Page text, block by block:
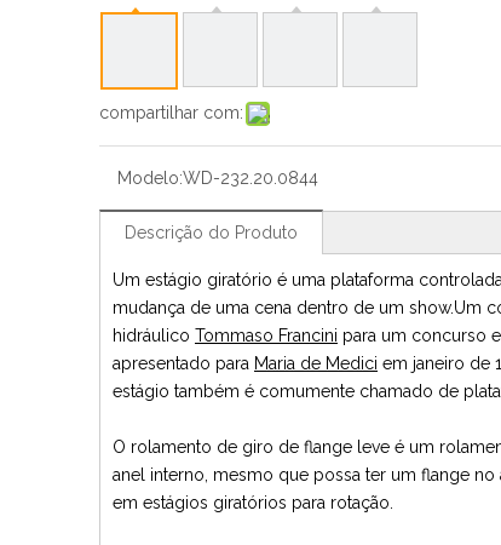
compartilhar com:
Modelo:WD-232.20.0844
Descrição do Produto
Um estágio giratório é uma plataforma
mudança de uma cena dentro de um show.Um
hidráulico Tommaso Francini para um concurso
apresentado para Maria de Medici em janeiro de
estágio também é comumente chamado de
O rolamento de giro de flange leve é ​​um
anel interno, mesmo que possa ter um flange
em estágios giratórios para rotação.